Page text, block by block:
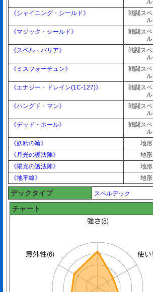
ル
《シャイニング・シールド》
戦闘スペ
ル
《マジック・シールド》
戦闘スペ
ル
《スペル・バリア》
戦闘スペ
ル
《ミスフォーチュン》
戦闘スペ
ル
《エナジー・ドレイン(1C-127)》
戦闘スペ
ル
《ハングド・マン》
戦闘スペ
ル
《デッド・ホール》
戦闘スペ
ル
《妖精の輪》 地形
《月光の護法陣》
地形
《陽光の護法陣》
地形
《地平線》
地形
デックタイプ スペルデック
チャート